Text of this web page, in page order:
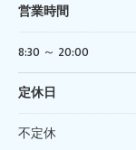
営業時間
8:30 ～ 20:00
定休日
不定休